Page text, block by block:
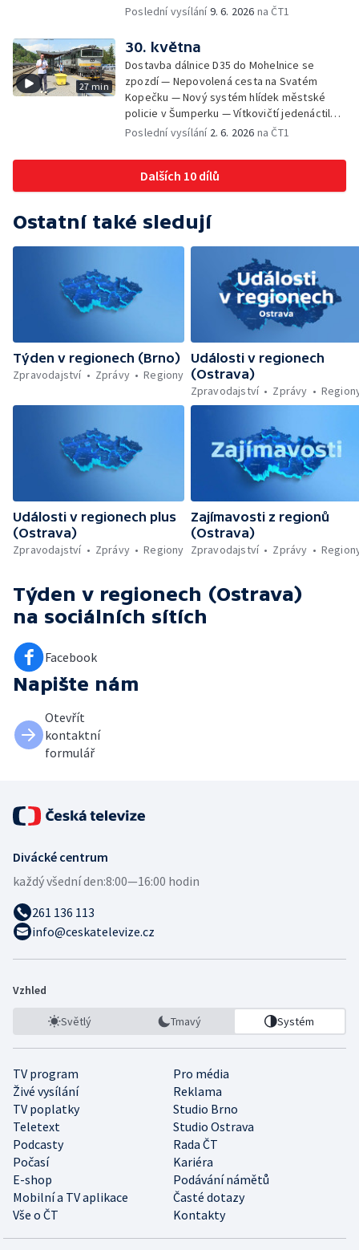
končí — Pěchotní srub otevřen pro
Poslední vysílání9. 6. 2026 na ČT1
27 min
30. května
Dostavba dálnice D35 do Mohelnice se
zpozdí — Nepovolená cesta na Svatém
Kopečku — Nový systém hlídek městské
policie v Šumperku — Vítkovičtí jedenáctiletí
hráči vyhráli v USA — Týden v sítích —
Komedie Klíčovou dirkou v Divadle Mír
Poslední vysílání 2. 6. 2026 na ČT1
Dalších 10 dílů
Ostatní také sledují
Týden v regionech (Brno)
Zpravodajství
Zprávy Regiony
Události v regionech
(Ostrava)
Zpravodajství
Zprávy
Události v regionech plus
(Ostrava)
Zpravodajství
Zprávy Regiony
Zajímavosti z regionů
(Ostrava)
Zpravodajství
Zprávy
Týden v regionech (Ostrava)
na sociálních sítích
Facebook
Napište nám
Otevřít
kontaktní
formulář
Divácké centrum
každý všední den:8:00—16:00 hodin
261 136 113
info@ceskatelevize.cz
Vzhled
Světlý Tmavý Systém
TV program
Pro média
Živé vysílání
Reklama
TV poplatky
Studio Brno
Teletext
Studio Ostrava
Podcasty
Rada ČT
Počasí
Kariéra
E-shop
Podávání námětů
Mobilní a TV aplikace
Časté dotazy
Vše o ČT
Kontakty